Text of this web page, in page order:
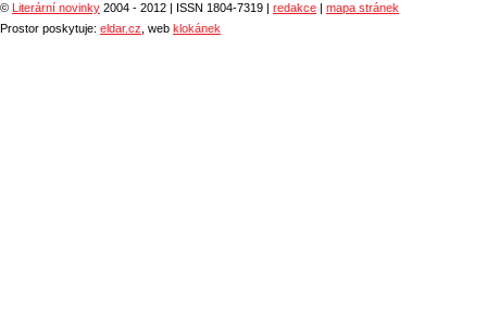
© Literární novinky 2004 - 2012 | ISSN 1804-7319 | redakce
mapa stránek
Prostor poskytuje: eldar.cz , web klokánek